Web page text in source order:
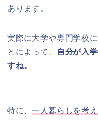
あります。
実際に大学や専門学校
とによって、
自分が入
すね。
特に、一人暮らしを考